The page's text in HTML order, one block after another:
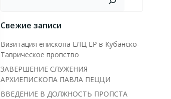
Свежие записи
Визитация епископа ЕЛЦ ЕР в Кубанско-
Таврическое пропство
ЗАВЕРШЕНИЕ СЛУЖЕНИЯ
АРХИЕПИСКОПА ПАВЛА ПЕЦЦИ
ВВЕДЕНИЕ В ДОЛЖНОСТЬ ПРОПСТА